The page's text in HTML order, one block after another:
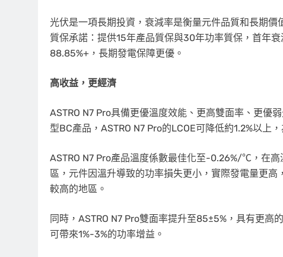
光伏是一項長期投資，衰減率是衡量元件品質和長期
質保承諾：提供15年產品質保與30年功率質保，首年
88.85%+，長期發電保障更優。
高收益，更經濟
ASTRO N7 Pro具備更優溫度效能、更高雙面率、更優
型BC產品，ASTRO N7 Pro的LCOE可降低約1.2%以上
ASTRO N7 Pro產品溫度係數最佳化至-0.26%/℃，在
區，元件因溫升導致的功率損失更小，實際發電量更
較高的地區。
同時，ASTRO N7 Pro雙面率提升至85±5%，具有更
可帶來1%-3%的功率增益。